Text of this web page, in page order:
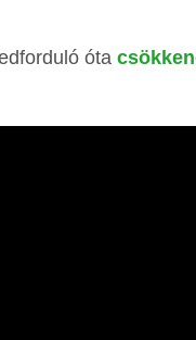
óta